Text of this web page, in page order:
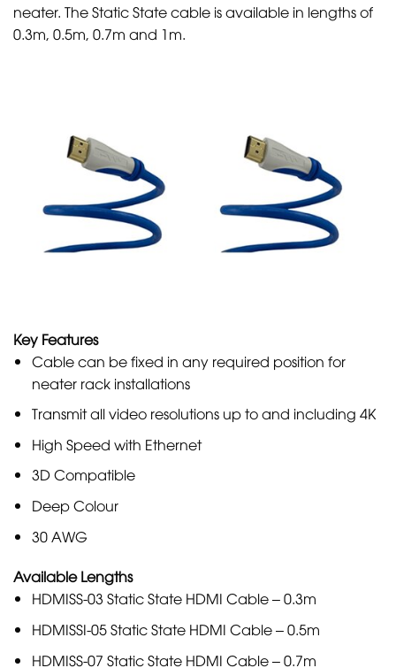
neater. The Static State cable is available in lengths of
0.3m, 0.5m, 0.7m and 1m.
Key Features
Cable can be fixed in any required position for
neater rack installations
Transmit all video resolutions up to and including 4K
High Speed with Ethernet
3D Compatible
Deep Colour
30 AWG
Available Lengths
HDMISS-03 Static State HDMI Cable – 0.3m
HDMISSI-05 Static State HDMI Cable – 0.5m
HDMISS-07 Static State HDMI Cable – 0.7m